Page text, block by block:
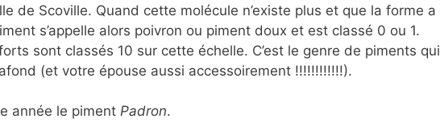
de Scoville. Quand cette molécule n’existe plus et que la forme a
s’appelle alors poivron ou piment doux et est classé 0 ou 1.
sont classés 10 sur cette échelle. C’est le genre de piments qui
(et votre épouse aussi accessoirement !!!!!!!!!!!!).
année le piment Padron.